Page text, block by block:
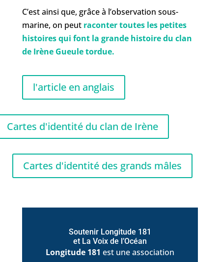
C’est ainsi que, grâce à l’observation sous-
marine, on peut raconter toutes les petites
histoires qui font la grande histoire du clan
de Irène Gueule tordue.
l'article en anglais
Cartes d'identité du clan de Irène
Cartes d'identité des grands mâles
Soutenir Longitude 181
et La Voix de l’Océan
Longitude 181 est une association